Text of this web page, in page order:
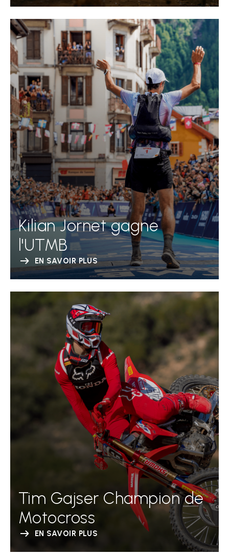
Kilian Jornet gagne
l'UTMB
EN SAVOIR PLUS
Tim Gajser Champion de
Motocross
EN SAVOIR PLUS